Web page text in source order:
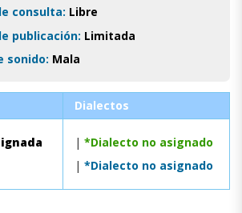
consulta: Libre
publicación: Limitada
sonido: Mala
Dialectos
| *Dialecto no asignado
| *Dialecto no asignado